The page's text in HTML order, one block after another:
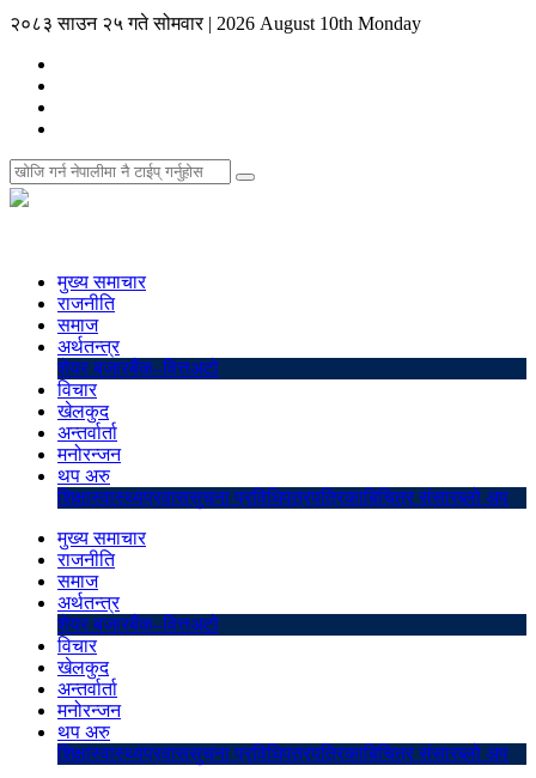
२०८३ साउन २५ गते सोमवार | 2026 August 10th Monday
मुख्य समाचार
राजनीति
समाज
अर्थतन्त्र
शेयर बजारबैंक–वित्तअटो
विचार
खेलकुद
अन्तर्वार्ता
मनोरन्जन
थप अरु
शिक्षास्वास्थ्यप्रवाससुचना प्रविधिपत्रपत्रिकाबिचित्र संसारब्लो अप
मुख्य समाचार
राजनीति
समाज
अर्थतन्त्र
शेयर बजारबैंक–वित्तअटो
विचार
खेलकुद
अन्तर्वार्ता
मनोरन्जन
थप अरु
शिक्षास्वास्थ्यप्रवाससुचना प्रविधिपत्रपत्रिकाबिचित्र संसारब्लो अप